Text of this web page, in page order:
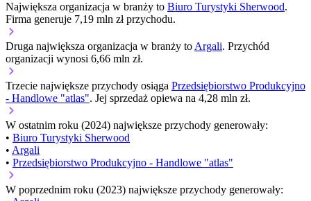
Największa organizacja w branży to Biuro Turystyki Sherwood.
Firma generuje 7,19 mln zł przychodu.
Druga największa organizacja w branży to Argali. Przychód
organizacji wynosi 6,66 mln zł.
Trzecie największe przychody osiąga Przedsiębiorstwo Produkcyjno
- Handlowe "atlas". Jej sprzedaż opiewa na 4,28 mln zł.
W ostatnim roku (2024) największe przychody generowały:
• Biuro Turystyki Sherwood
• Argali
• Przedsiębiorstwo Produkcyjno - Handlowe "atlas"
W poprzednim roku (2023) największe przychody generowały: